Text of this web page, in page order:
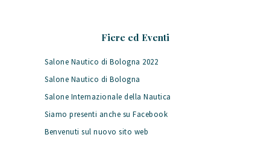
Fiere ed Eventi
Salone Nautico di Bologna 2022
Salone Nautico di Bologna
Salone Internazionale della Nautica
Siamo presenti anche su Facebook
Benvenuti sul nuovo sito web